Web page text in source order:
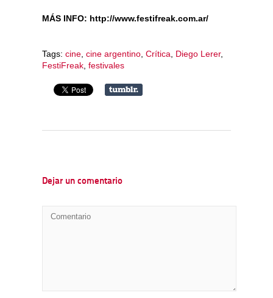
MÁS INFO: http://www.festifreak.com.ar/
Tags: cine cine argentino Crítica Diego Lerer,
FestiFreak festivales
Dejar un comentario